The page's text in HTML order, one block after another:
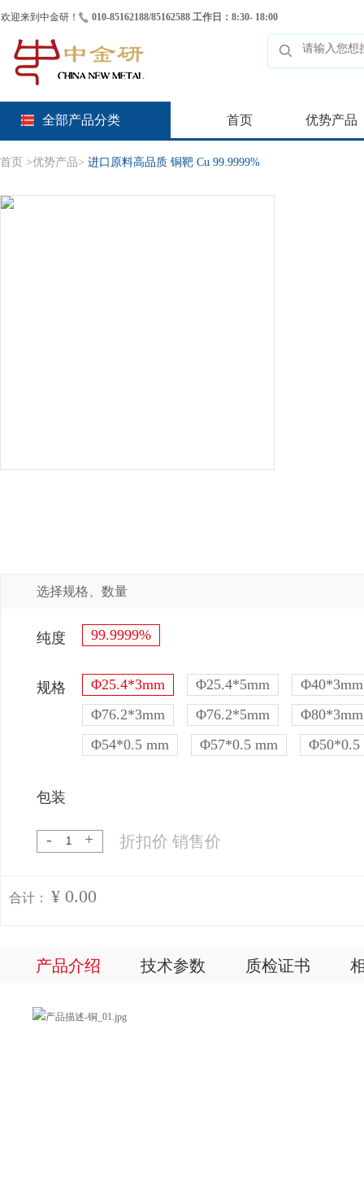
欢迎来到中金研！ 010-85162188/85162588 工作日：8:30- 18:00
全部产品分类 首页 优势产品
首页 >优势产品> 进口原料高品质 铜靶 Cu 99.9999%
选择规格、数量
纯度 99.9999%
规格 Φ25.4*3mm Φ25.4*5mm
Φ40*3mm
Φ76.2*3mm
Φ76.2*5mm
Φ80*3mm
Φ54*0.5 mm
Φ57*0.5 mm Φ50*0.5
包装
- + 折扣价 销售价
合计： ¥ 0.00
产品介绍 技术参数 质检证书